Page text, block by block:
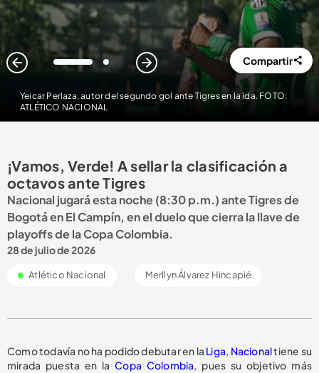
Yeicar Perlaza, autor del segundo gol ante Tigres en la ida. FOTO:
ATLÉTICO NACIONAL
1 2 Compartir
¡Vamos, Verde! A sellar la clasificación a
octavos ante Tigres
Nacional jugará esta noche (8:30 p.m.) ante Tigres de
Bogotá en El Campín, en el duelo que cierra la llave de
playoffs de la Copa Colombia.
28 de julio de 2026
Atlético Nacional Merllyn Álvarez Hincapié
Como todavía no ha podido debutar en la Liga, Nacionaltiene su
mirada puesta en laCopa Colombia, pues su objetivo más